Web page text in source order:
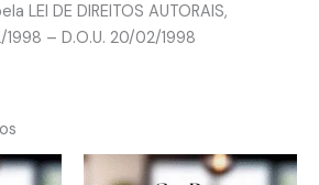
LEI DE DIREITOS AUTORAIS,
1998 – D.O.U. 20/02/1998